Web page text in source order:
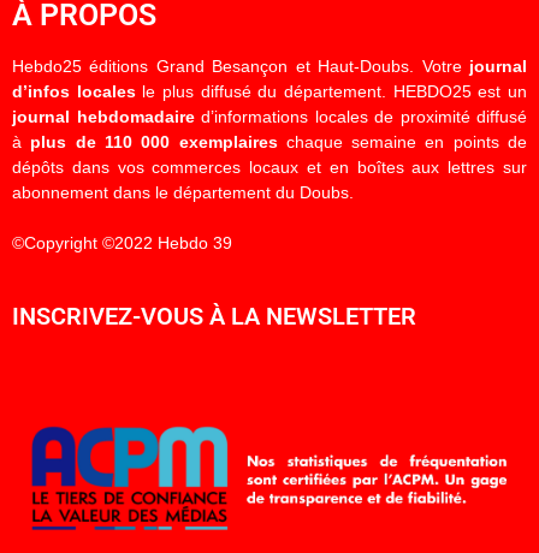
À PROPOS
Hebdo25 éditions Grand Besançon et Haut-Doubs. Votre journal
d’infos localesle plus diffusé du département. HEBDO25 est un
journal hebdomadaired’informations locales de proximité diffusé
à plus de 110 000 exemplaireschaque semaine en points de
dépôts dans vos commerces locaux et en boîtes aux lettres sur
abonnement dans le département du Doubs.
©Copyright ©2022 Hebdo 39
INSCRIVEZ-VOUS À LA NEWSLETTER